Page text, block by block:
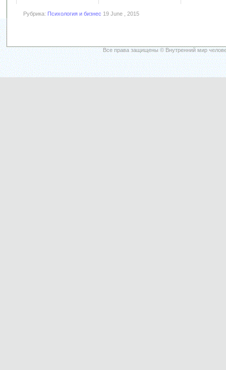
Рубрика: Психология и бизнес 19 June , 2015
Все права защищены © Внутренний мир